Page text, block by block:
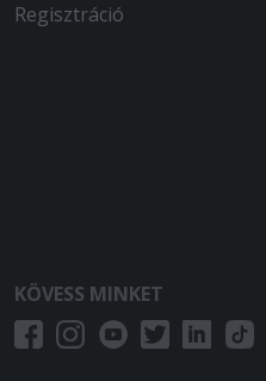
Regisztráció
KÖVESS MINKET